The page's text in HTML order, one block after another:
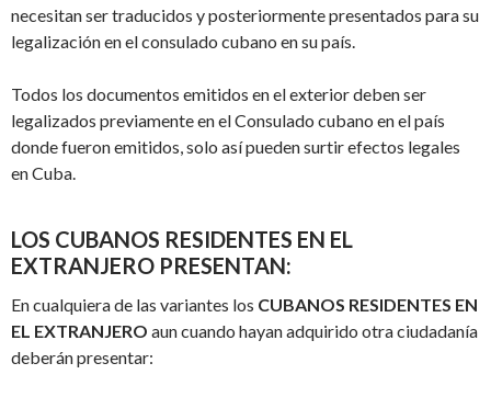
necesitan ser traducidos y posteriormente presentados para su
legalización en el consulado cubano en su país.
Todos los documentos emitidos en el exterior deben ser
legalizados previamente en el Consulado cubano en el país
donde fueron emitidos, solo así pueden surtir efectos legales
en Cuba.
LOS CUBANOS RESIDENTES EN EL
EXTRANJERO PRESENTAN:
En cualquiera de las variantes los CUBANOS RESIDENTES EN
EL EXTRANJERO aun cuando hayan adquirido otra ciudadanía
deberán presentar: